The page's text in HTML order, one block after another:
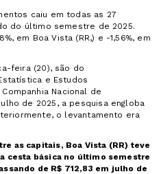
caiu em todas as 27
do último semestre de 2025.
em Boa Vista (RR,) e -1,56%, em
feira (20), são do
e Estudos
Nacional de
de 2025, a pesquisa engloba
o levantamento era
as capitais, Boa Vista (RR) teve
cesta básica no último semestre
de R$ 712,83 em julho de